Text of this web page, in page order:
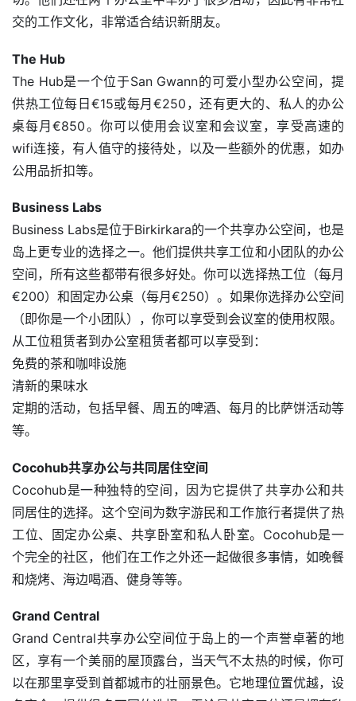
交的工作文化，非常适合结识新朋友。
The Hub
The Hub是一个位于San Gwann的可爱小型办公空间，提
供热工位每日€15或每月€250，还有更大的、私人的办公
桌每月€850。你可以使用会议室和会议室，享受高速的
wifi连接，有人值守的接待处，以及一些额外的优惠，如办
公用品折扣等。
Business Labs
Business Labs是位于Birkirkara的一个共享办公空间，也是
岛上更专业的选择之一。他们提供共享工位和小团队的办公
空间，所有这些都带有很多好处。你可以选择热工位（每月
€200）和固定办公桌（每月€250）。如果你选择办公空间
（即你是一个小团队），你可以享受到会议室的使用权限。
从工位租赁者到办公室租赁者都可以享受到：
免费的茶和咖啡设施
清新的果味水
定期的活动，包括早餐、周五的啤酒、每月的比萨饼活动等
等。
Cocohub共享办公与共同居住空间
Cocohub是一种独特的空间，因为它提供了共享办公和共
同居住的选择。这个空间为数字游民和工作旅行者提供了热
工位、固定办公桌、共享卧室和私人卧室。Cocohub是一
个完全的社区，他们在工作之外还一起做很多事情，如晚餐
和烧烤、海边喝酒、健身等等。
Grand Central
Grand Central共享办公空间位于岛上的一个声誉卓著的地
区，享有一个美丽的屋顶露台，当天气不太热的时候，你可
以在那里享受到首都城市的壮丽景色。它地理位置优越，设